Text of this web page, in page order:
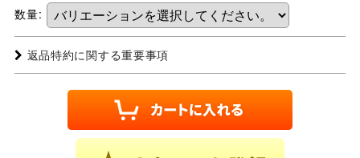
数量:
返品特約に関する重要事項